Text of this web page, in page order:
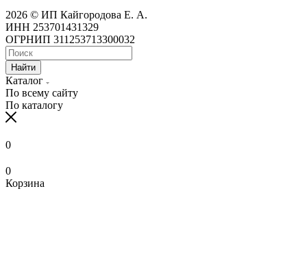
2026 © ИП Кайгородова Е. А.
ИНН 253701431329
ОГРНИП 311253713300032
Найти
Каталог
По всему сайту
По каталогу
0
0
Корзина